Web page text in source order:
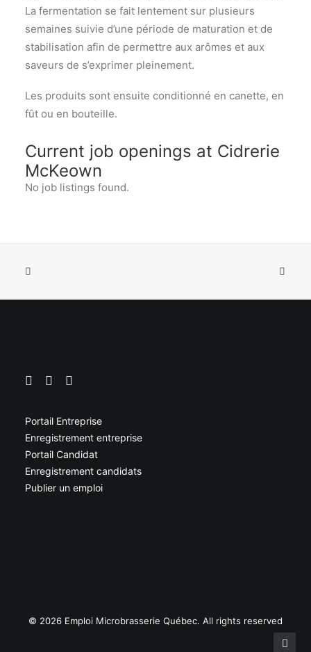
La fermentation se fait lentement sur plusieurs
semaines suivie d’une période de maturation et de
stabilisation afin de permettre aux arômes et aux
saveurs de s’exprimer pleinement.
Les produits sont ensuite conditionné en canette, en
fût ou en bouteille.
Current job openings at Cidrerie
McKeown
No job listings found.
Portail Entreprise
Enregistrement entreprise
Portail Candidat
Enregistrement candidats
Publier un emploi
© 2026 Emploi Microbrasserie Québec. All rights reserved